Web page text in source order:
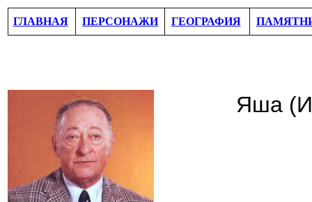
ГЛАВНАЯ ПЕРСОНАЖИ ГЕОГРАФИЯ
Яша